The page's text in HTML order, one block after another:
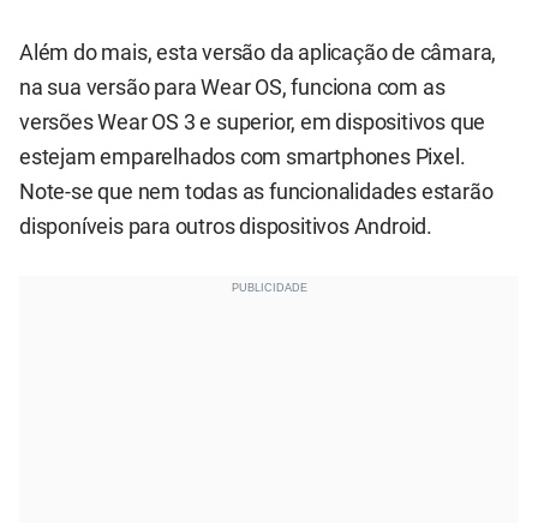
Além do mais, esta versão da aplicação de câmara,
na sua versão para Wear OS, funciona com as
versões Wear OS 3 e superior, em dispositivos que
estejam emparelhados com smartphones Pixel.
Note-se que nem todas as funcionalidades estarão
disponíveis para outros dispositivos Android.